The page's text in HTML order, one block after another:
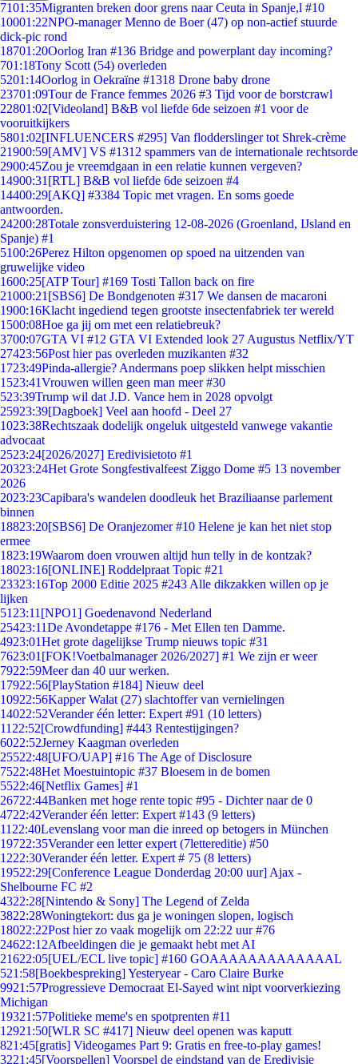
7101:35Migranten breken door grens naar Ceuta in Spanje,l #10
10001:22NPO-manager Menno de Boer (47) op non-actief stuurde
dick-pic rond
18701:20Oorlog Iran #136 Bridge and powerplant day incoming?
701:18Tony Scott (54) overleden
5201:14Oorlog in Oekraïne #1318 Drone baby drone
23701:09Tour de France femmes 2026 #3 Tijd voor de borstcrawl
22801:02[Videoland] B&B vol liefde 6de seizoen #1 voor de
vooruitkijkers
5801:02[INFLUENCERS #295] Van flodderslinger tot Shrek-crème
21900:59[AMV] VS #1312 spammers van de internationale rechtsorde
2900:45Zou je vreemdgaan in een relatie kunnen vergeven?
14900:31 [RTL] B&B vol liefde 6de seizoen #4
14400:29[AKQ] #3384 Topic met vragen. En soms goede
antwoorden.
24200:28Totale zonsverduistering 12-08-2026 (Groenland, IJsland en
Spanje) #1
5100:26Perez Hilton opgenomen op spoed na uitzenden van
gruwelijke video
1600:25[ATP Tour] #169 Tosti Tallon back on fire
21000:21 [SBS6] De Bondgenoten #317 We dansen de macaroni
1900:16Klacht ingediend tegen grootste insectenfabriek ter wereld
1500:08Hoe ga jij om met een relatiebreuk?
3700:07GTA VI #12 GTA VI Extended look 27 Augustus Netflix/YT
27423:56Post hier pas overleden muzikanten #32
1723:49Pinda-allergie? Andermans poep slikken helpt misschien
1523:41Vrouwen willen geen man meer #30
523:39Trump wil dat J.D. Vance hem in 2028 opvolgt
25923:39[Dagboek] Veel aan hoofd - Deel 27
1023:38Rechtszaak dodelijk ongeluk uitgesteld vanwege vakantie
advocaat
2523:24[2026/2027] Eredivisietoto #1
20323:24Het Grote Songfestivalfeest Ziggo Dome #5 13 november
2026
2023:23Capibara's wandelen doodleuk het Braziliaanse parlement
binnen
18823:20[SBS6] De Oranjezomer #10 Helene je kan het niet stop
ermee
1823:19Waarom doen vrouwen altijd hun telly in de kontzak?
18023:16[ONLINE] Roddelpraat Topic #21
23323:16Top 2000 Editie 2025 #243 Alle dikzakken willen op je
lijken
51 23:11 [NPO1] Goedenavond Nederland
25423:11De Avondetappe #176 - Met Ellen ten Damme.
4923:01Het grote dagelijkse Trump nieuws topic #31
7623:01 [FOK!Voetbalmanager 2026/2027] #1 We zijn er weer
7922:59Meer dan 40 uur werken.
17922:56[PlayStation #184] Nieuw deel
10922:56Kapper Walat (27) slachtoffer van vernielingen
14022:52Verander één letter: Expert #91 (10 letters)
11 22:52[Crowdfunding] #443 Rentestijgingen?
6022:52Jerney Kaagman overleden
25522:48[UFO/UAP] #16 The Age of Disclosure
7522:48Het Moestuintopic #37 Bloesem in de bomen
5522:46[Netflix Games] #1
26722:44Banken met hoge rente topic #95 - Dichter naar de 0
4722:42Verander één letter: Expert #143 (9 letters)
11 22:40Levenslang voor man die inreed op betogers in München
19722:35Verander een letter expert (7lettereditie) #50
1222:30Verander één letter. Expert # 75 (8 letters)
19522:29[Conference League Donderdag 20:00 uur] Ajax -
Shelbourne FC #2
4322:28[Nintendo & Sony] The Legend of Zelda
3822:28Woningtekort: dus ga je woningen slopen, logisch
18022:22Post hier zo vaak mogelijk om 22:22 uur #76
24622:12Afbeeldingen die je gemaakt hebt met AI
21622:05[UEL/ECL live topic] #160 GOAAAAAAAAAAAAAL
521:58[Boekbespreking] Yesteryear - Caro Claire Burke
9921:57Progressieve Democraat El-Sayed wint nipt voorverkiezing
Michigan
19321:57Politieke meme's en spotprenten #11
12921:50[WLR SC #417] Nieuw deel openen was kaputt
821:45[gratis] Videogames Part 9: Gratis en free-to-play games!
3221:45[Voorspellen] Voorspel de eindstand van de Eredivisie